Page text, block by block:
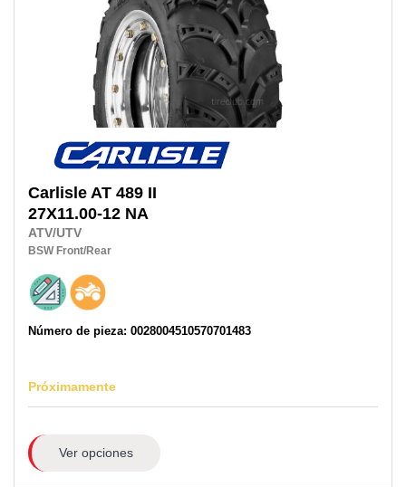
Carlisle AT 489 II
27X11.00-12 NA
ATV/UTV
BSW Front/Rear
Número de pieza: 0028004510570701483
Próximamente
Ver opciones